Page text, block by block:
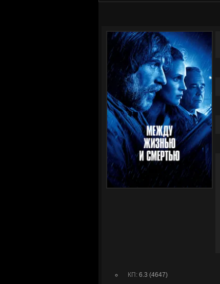
КП: 6.3 (4647)